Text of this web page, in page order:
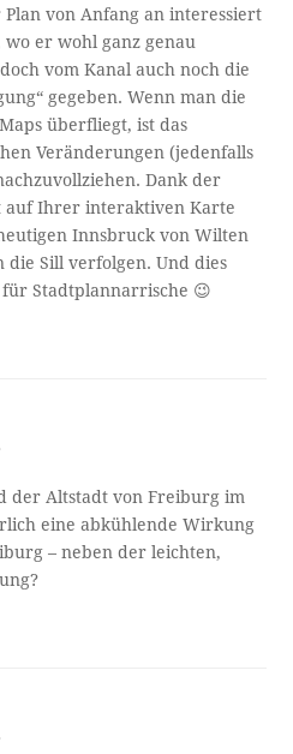
von Anfang an interessiert
er wohl ganz genau
vom Kanal auch noch die
gegeben. Wenn man die
überfliegt, ist das
Veränderungen (jedenfalls
Dank der
auf Ihrer interaktiven Karte
Innsbruck von Wilten
Sill verfolgen. Und dies
für Stadtplannarrische 😉
der Altstadt von Freiburg im
eine abkühlende Wirkung
– neben der leichten,